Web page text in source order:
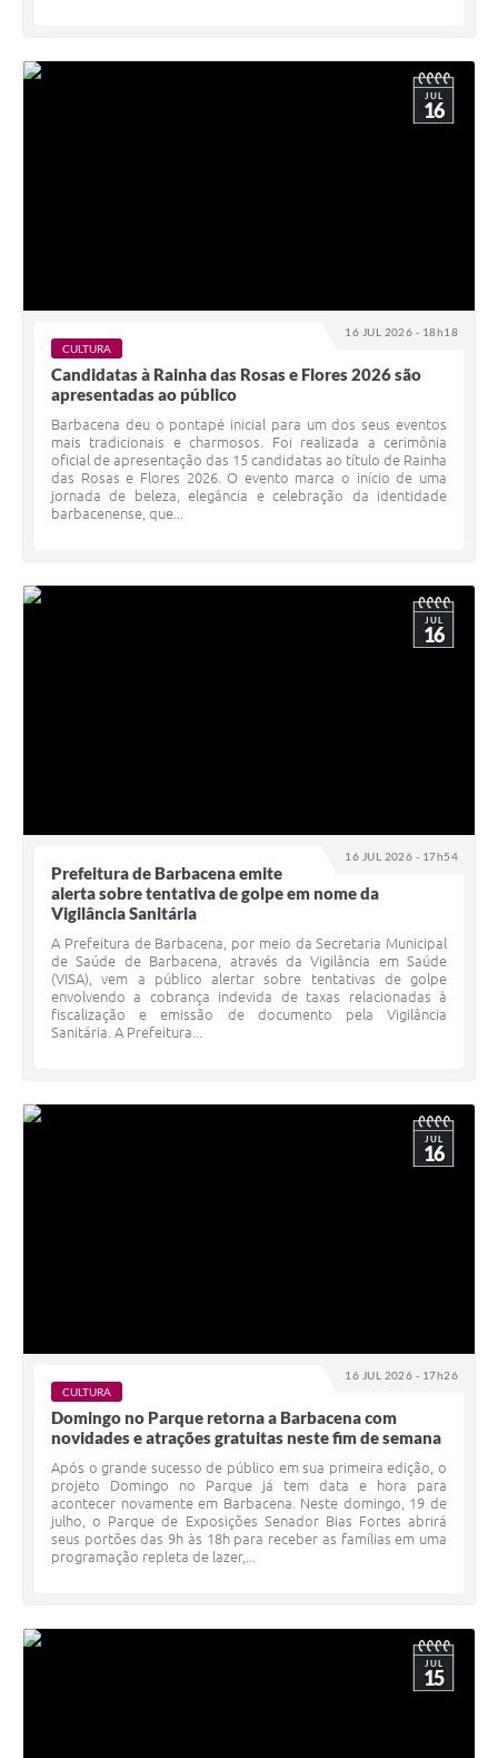
16 JUL 2026 - 18h18
JUL
16
CULTURA
Candidatas à Rainha das Rosas e Flores 2026 são
apresentadas ao público
Barbacena deu o pontapé inicial para um dos seus eventos
mais tradicionais e charmosos. Foi realizada a cerimônia
oficial de apresentação das 15 candidatas ao título de Rainha
das Rosas e Flores 2026. O evento marca o início de uma
jornada de beleza, elegância e celebração da identidade
barbacenense, que...
16 JUL 2026 - 17h54
JUL
16
Prefeitura de Barbacena emite
alerta sobre tentativa de golpe em nome da
Vigilância Sanitária
A Prefeitura de Barbacena, por meio da Secretaria Municipal
de Saúde de Barbacena, através da Vigilância em Saúde
(VISA), vem a público alertar sobre tentativas de golpe
envolvendo a cobrança indevida de taxas relacionadas à
fiscalização e emissão de documento pela Vigilância
Sanitária. A Prefeitura...
16 JUL 2026 - 17h26
JUL
16
CULTURA
Domingo no Parque retorna a Barbacena com
novidades e atrações gratuitas neste fim de semana
Após o grande sucesso de público em sua primeira edição, o
projeto Domingo no Parque já tem data e hora para
acontecer novamente em Barbacena. Neste domingo, 19 de
julho, o Parque de Exposições Senador Bias Fortes abrirá
seus portões das 9h às 18h para receber as famílias em uma
programação repleta de lazer,...
JUL
15